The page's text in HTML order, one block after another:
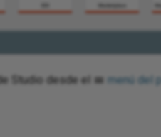
Studio desde el
menú del